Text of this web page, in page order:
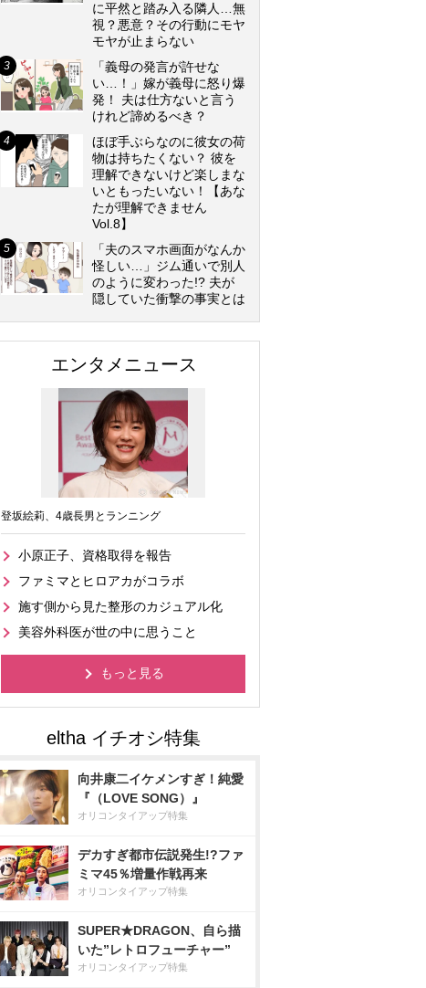
に平然と踏み入る隣人…無
視？悪意？その行動にモヤ
モヤが止まらない
「義母の発言が許せな
い…！」嫁が義母に怒り爆
発！ 夫は仕方ないと言う
けれど諦めるべき？
ほぼ手ぶらなのに彼女の荷
物は持ちたくない？ 彼を
理解できないけど楽しまな
いともったいない！【あな
たが理解できません
Vol.8】
「夫のスマホ画面がなんか
怪しい…」ジム通いで別人
のように変わった!? 夫が
隠していた衝撃の事実とは
エンタメニュース
登坂絵莉、4歳長男とランニング
小原正子、資格取得を報告
ファミマとヒロアカがコラボ
施す側から見た整形のカジュアル化
美容外科医が世の中に思うこと
もっと見る
向井康二イケメンすぎ！純愛
『（LOVE SONG）』
オリコンタイアップ特集
デカすぎ都市伝説発生!?ファ
ミマ45％増量作戦再来
オリコンタイアップ特集
SUPER★DRAGON、自ら描
いた”レトロフューチャー”
オリコンタイアップ特集